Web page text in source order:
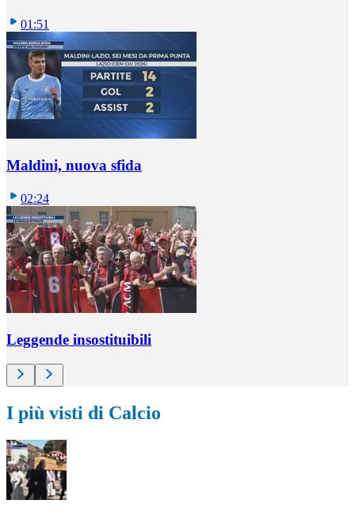
01:51
Maldini, nuova sfida
02:24
Leggende insostituibili
I più visti di Calcio